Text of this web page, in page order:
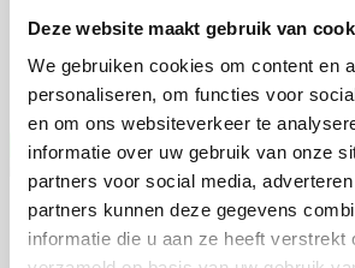
Deze website maakt gebruik van
We gebruiken cookies om content en
personaliseren, om functies voor
en om ons websiteverkeer te
informatie over uw gebruik van onze
partners voor social media,
partners kunnen deze gegevens
informatie die u aan ze heeft verstrekt
Talitha Spanjersberg
Universiteit Utrecht
Open Ebook
Vera Weijer